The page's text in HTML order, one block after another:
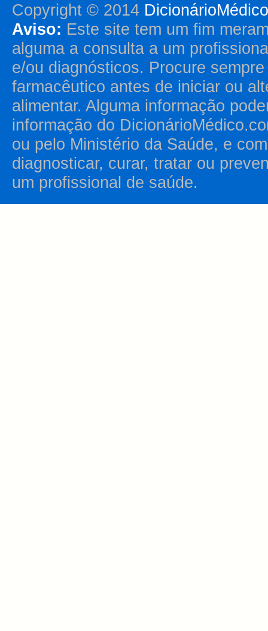
Copyright © 2014
Aviso: Este site tem um fim
alguma a consulta a um
e/ou diagnósticos. Procure
farmacêutico antes de iniciar ou
alimentar. Alguma informação
informação do
ou pelo Ministério da Saúde, e
diagnosticar, curar, tratar ou
um profissional de saúde.